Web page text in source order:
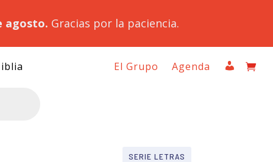
agosto. Gracias por la paciencia.
El Grupo Agenda
SERIE LETRAS